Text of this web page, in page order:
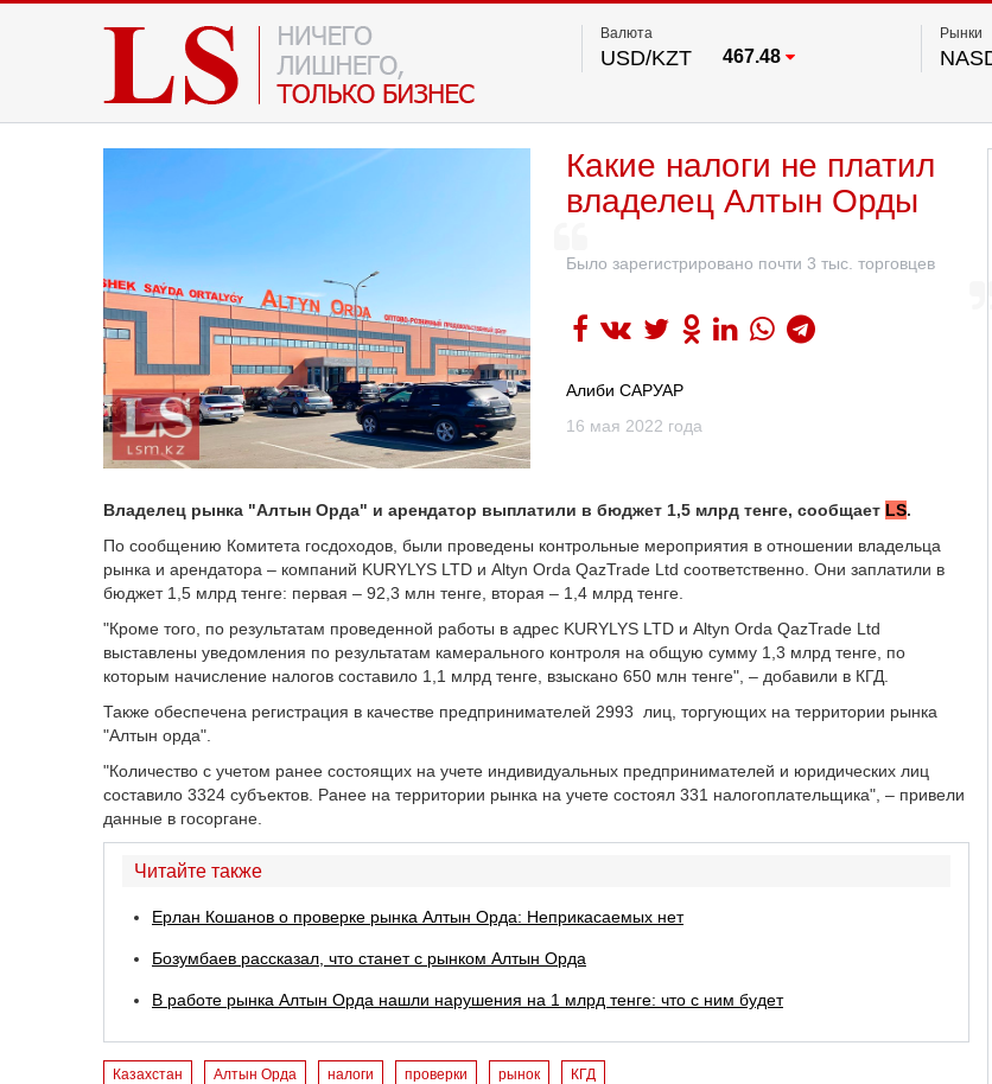
Валюта
USD/KZT 467.48
Рынки
Какие налоги не платил
владелец Алтын Орды
Было зарегистрировано почти 3 тыс. торговцев
Алиби САРУАР
16 мая 2022 года
Владелец рынка "Алтын Орда" и арендатор выплатили в бюджет 1,5 млрд тенге, сообщает LS.
По сообщению Комитета госдоходов, были проведены контрольные мероприятия в отношении владельца
рынка и арендатора – компаний KURYLYS LTD и Altyn Orda QazTrade Ltd соответственно. Они заплатили в
бюджет 1,5 млрд тенге: первая – 92,3 млн тенге, вторая – 1,4 млрд тенге.
"Кроме того, по результатам проведенной работы в адрес KURYLYS LTD и Altyn Orda QazTrade Ltd
выставлены уведомления по результатам камерального контроля на общую сумму 1,3 млрд тенге, по
которым начисление налогов составило 1,1 млрд тенге, взыскано 650 млн тенге", – добавили в КГД.
Также обеспечена регистрация в качестве предпринимателей 2993 лиц, торгующих на территории рынка
"Алтын орда".
"Количество с учетом ранее состоящих на учете индивидуальных предпринимателей и юридических лиц
составило 3324 субъектов. Ранее на территории рынка на учете состоял 331 налогоплательщика", – привели
данные в госоргане.
Читайте также
Ерлан Кошанов о проверке рынка Алтын Орда: Неприкасаемых нет
Бозумбаев рассказал, что станет с рынком Алтын Орда
В работе рынка Алтын Орда нашли нарушения на 1 млрд тенге: что с ним будет
Казахстан Алтын Орда налоги проверки рынок КГД